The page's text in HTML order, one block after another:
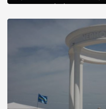
запрошую відвідати це